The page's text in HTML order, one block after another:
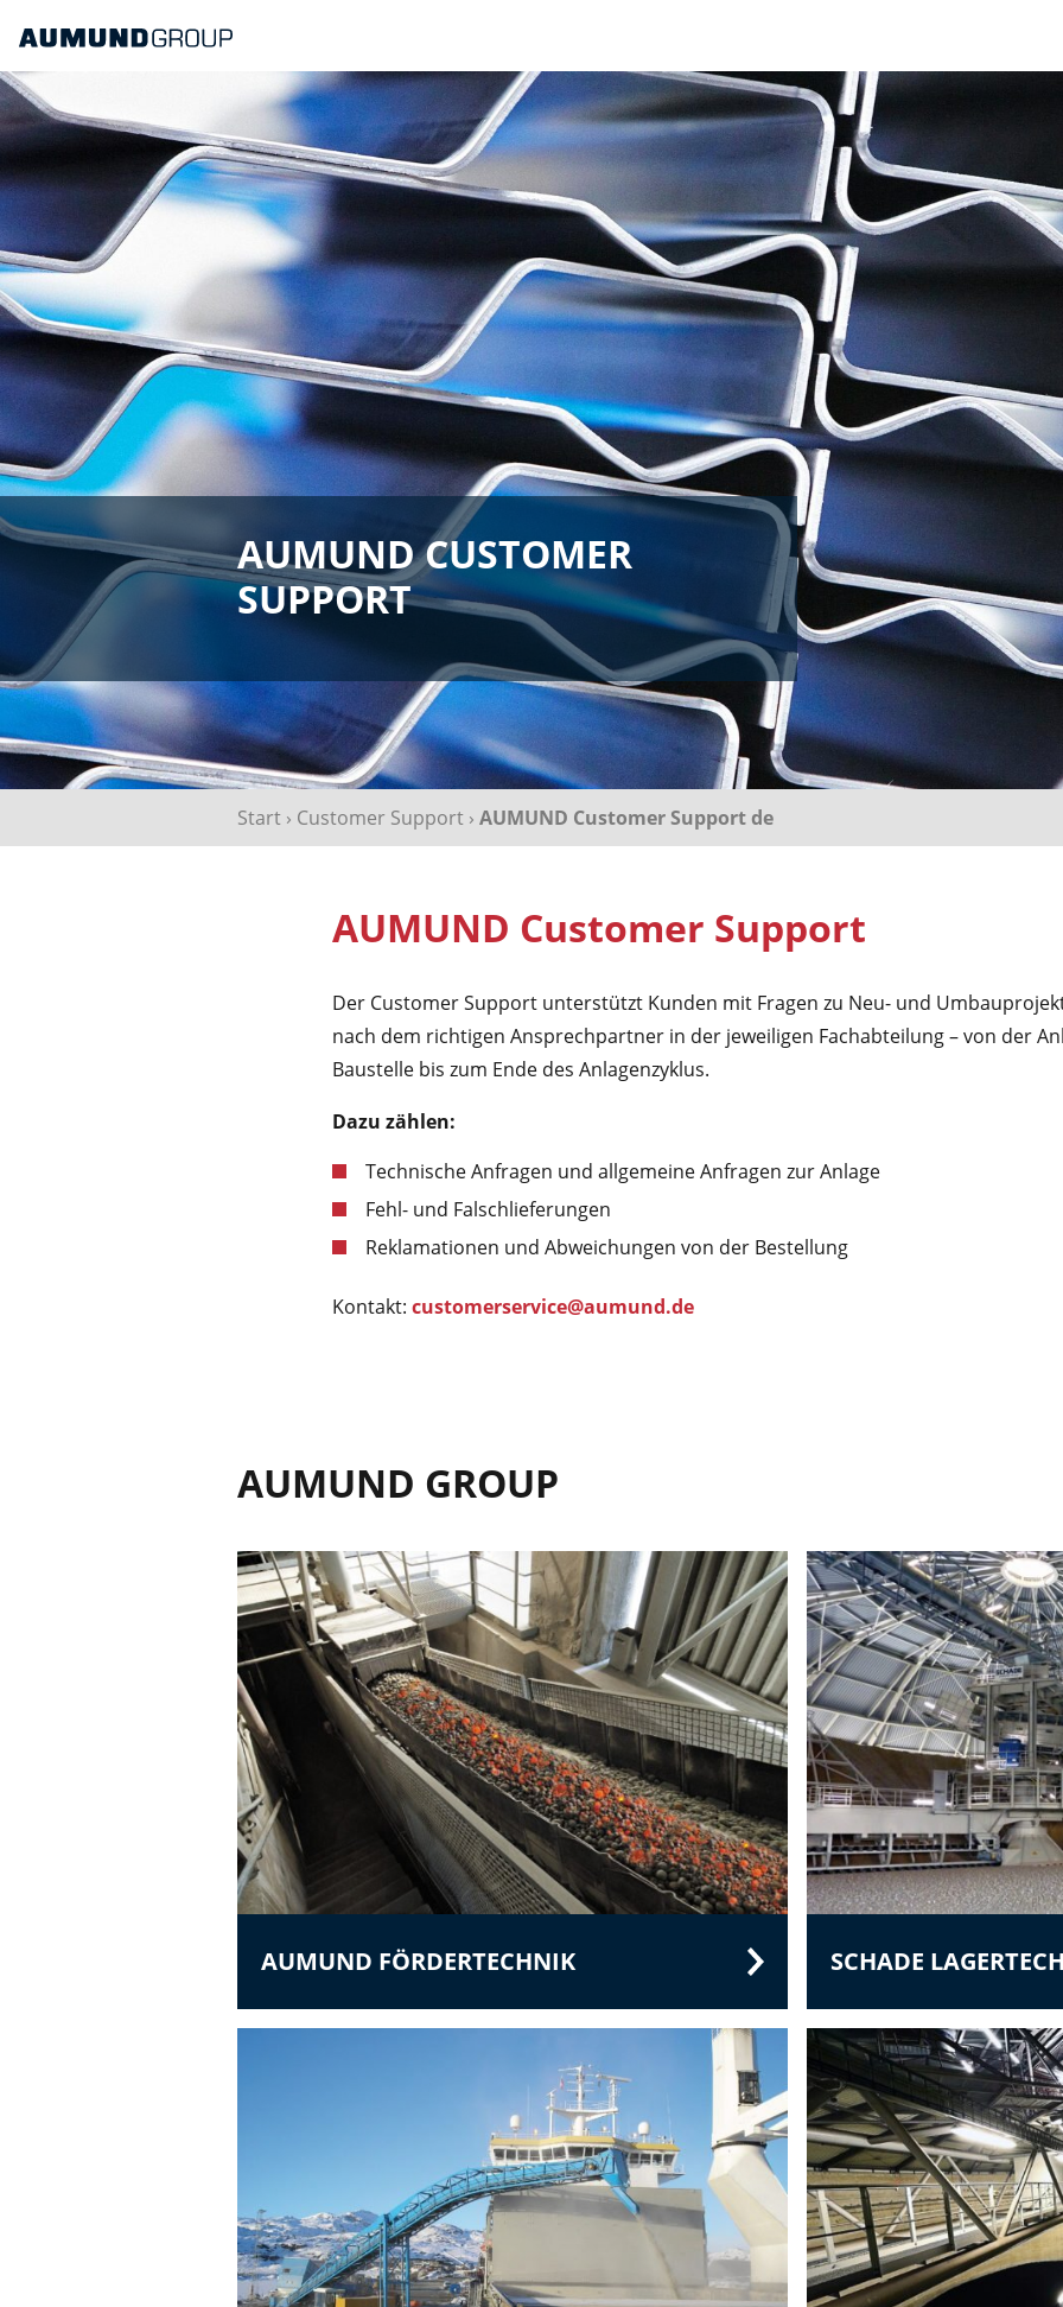
AUMUND CUSTOMER
SUPPORT
Start › Customer Support › AUMUND Customer Support de
AUMUND Customer Support
Der Customer Support unterstützt Kunden mit Fragen zu Neu- und
nach dem richtigen Ansprechpartner in der jeweiligen Fachabteilung – von der
Baustelle bis zum Ende des Anlagenzyklus.
Dazu zählen:
Technische Anfragen und allgemeine Anfragen zur Anlage
Fehl- und Falschlieferungen
Reklamationen und Abweichungen von der Bestellung
Kontakt: customerservice@aumund.de
AUMUND GROUP
AUMUND FÖRDERTECHNIK SCHADE